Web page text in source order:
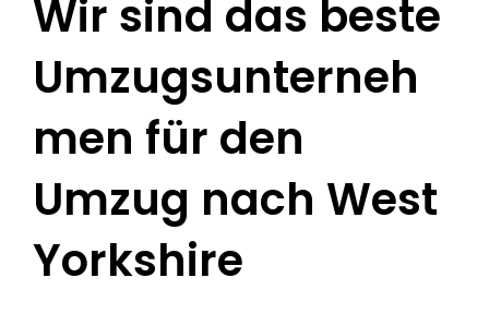
Wir sind das beste
Umzugsunterneh
men für den
Umzug nach West
Yorkshire